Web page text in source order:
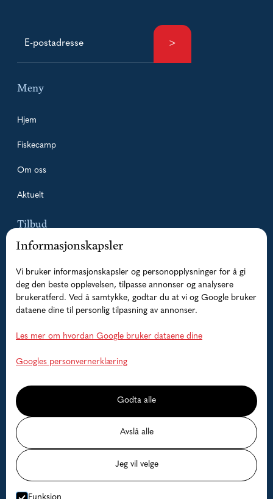
Informasjonskapsler
Vi bruker informasjonskapsler og personopplysninger for å gi
deg den beste opplevelsen, tilpasse annonser og analysere
brukeratferd. Ved å samtykke, godtar du at vi og Google bruker
dataene dine til personlig tilpasning av annonser.
Les mer om hvordan Google bruker dataene dine
Googles personvernerklæring
Avslå alle
Jeg vil velge
Godta alle
Meny
Hjem
Fiskecamp
Om oss
Aktuelt
Tilbud
Guidede fisketurer
Overnatting
Båter
Hjelp
Faq
Kontakt oss
Ledige datoer